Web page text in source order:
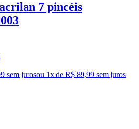
7 pincéis
sem jurosou 1x de R$ 89,99 sem juros